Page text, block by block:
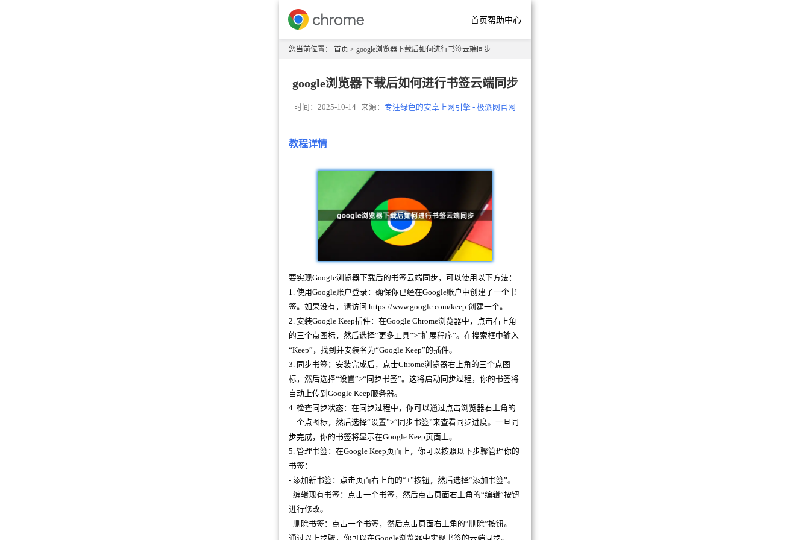
首页帮助中心
您当前位置： 首页 > google浏览器下载后如何进行书签云端同步
google浏览器下载后如何进行书签云端同步
时间：2025-10-14 来源：专注绿色的安卓上网引擎 - 极派网官网
教程详情
要实现Google浏览器下载后的书签云端同步，可以使用以下方法：
1. 使用Google账户登录：确保你已经在Google账户中创建了一个书
签。如果没有，请访问 https://www.google.com/keep 创建一个。
2. 安装Google Keep插件：在Google Chrome浏览器中，点击右上角
的三个点图标，然后选择“更多工具”>“扩展程序”。在搜索框中输入
“Keep”，找到并安装名为“Google Keep”的插件。
3. 同步书签：安装完成后，点击Chrome浏览器右上角的三个点图
标，然后选择“设置”>“同步书签”。这将启动同步过程，你的书签将
自动上传到Google Keep服务器。
4. 检查同步状态：在同步过程中，你可以通过点击浏览器右上角的
三个点图标，然后选择“设置”>“同步书签”来查看同步进度。一旦同
步完成，你的书签将显示在Google Keep页面上。
5. 管理书签：在Google Keep页面上，你可以按照以下步骤管理你的
书签：
- 添加新书签：点击页面右上角的“+”按钮，然后选择“添加书签”。
- 编辑现有书签：点击一个书签，然后点击页面右上角的“编辑”按钮
进行修改。
- 删除书签：点击一个书签，然后点击页面右上角的“删除”按钮。
通过以上步骤，你可以在Google浏览器中实现书签的云端同步。